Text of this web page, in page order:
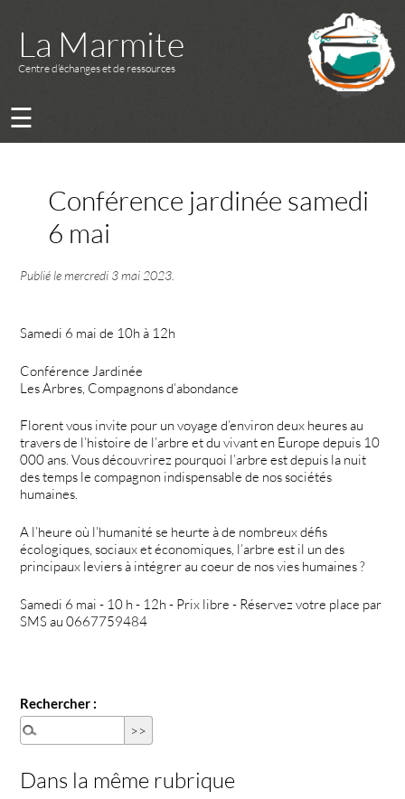
La Marmite
Centre d’échanges et de ressources
☰
Conférence jardinée samedi
6 mai
Publié lemercredi 3 mai 2023
Samedi 6 mai de 10h à 12h
Conférence Jardinée
Les Arbres, Compagnons d’abondance
Florent vous invite pour un voyage d’environ deux heures au
travers de l’histoire de l’arbre et du vivant en Europe depuis 10
000 ans. Vous découvrirez pourquoi l’arbre est depuis la nuit
des temps le compagnon indispensable de nos sociétés
humaines.
A l’heure où l’humanité se heurte à de nombreux défis
écologiques, sociaux et économiques, l’arbre est il un des
principaux leviers à intégrer au coeur de nos vies humaines ?
Samedi 6 mai - 10 h - 12h - Prix libre - Réservez votre place par
SMS au 0667759484
Rechercher :
Dans la même rubrique